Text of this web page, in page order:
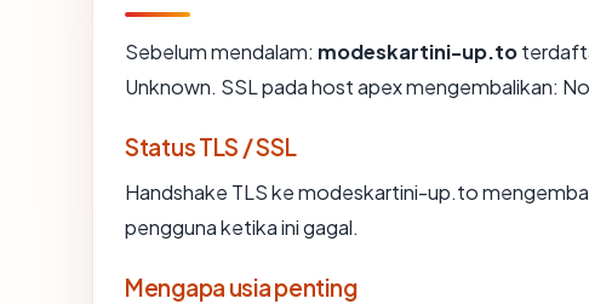
Sebelum mendalam: modeskartini-up.to
Unknown. SSL pada host apex mengembalikan:
Status TLS / SSL
Handshake TLS ke modeskartini-up.to
pengguna ketika ini gagal.
Mengapa usia penting